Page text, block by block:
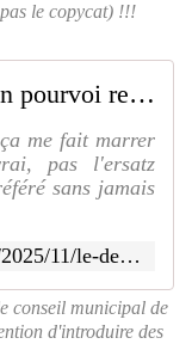
le copycat) !!!
Le délibéré est tombé avec un pourvoi rejeté en quasi-totalité... Alors Delbar dégage, dégageeeeeee !!! - SAUVONS ROUBAIX
me fait marrer
pas l'ersatz
sans jamais
https://www.sauvonsroubaix.com/2025/11/le-delibere-est-tombe-avec-un-pourvoi-rejete-en-quasi-totalite.alors-delbar-degage-degageeeeeee.html
conseil municipal de
d'introduire des